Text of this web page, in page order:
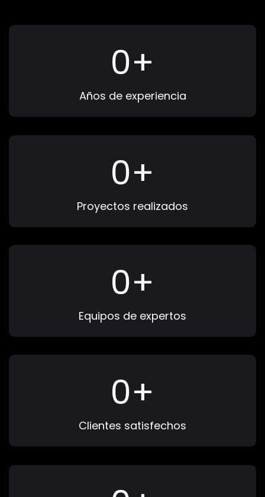
0+
Años de experiencia
0+
Proyectos realizados
0+
Equipos de expertos
0+
Clientes satisfechos